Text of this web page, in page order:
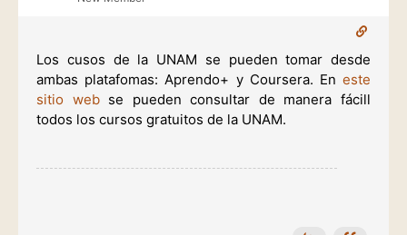
Los cusos de la UNAM se pueden tomar desde
ambas platafomas: Aprendo+ y Coursera. En este
sitio webse pueden consultar de manera fácill
todos los cursos gratuitos de la UNAM.